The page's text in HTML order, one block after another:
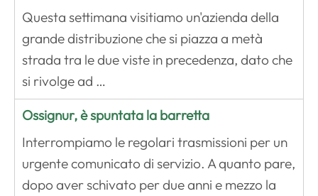
Questa settimana visitiamo un'azienda della
grande distribuzione che si piazza a metà
strada tra le due viste in precedenza, dato che
si rivolge ad …
Ossignur, è spuntata la barretta
Interrompiamo le regolari trasmissioni per un
urgente comunicato di servizio. A quanto pare,
dopo aver schivato per due anni e mezzo la